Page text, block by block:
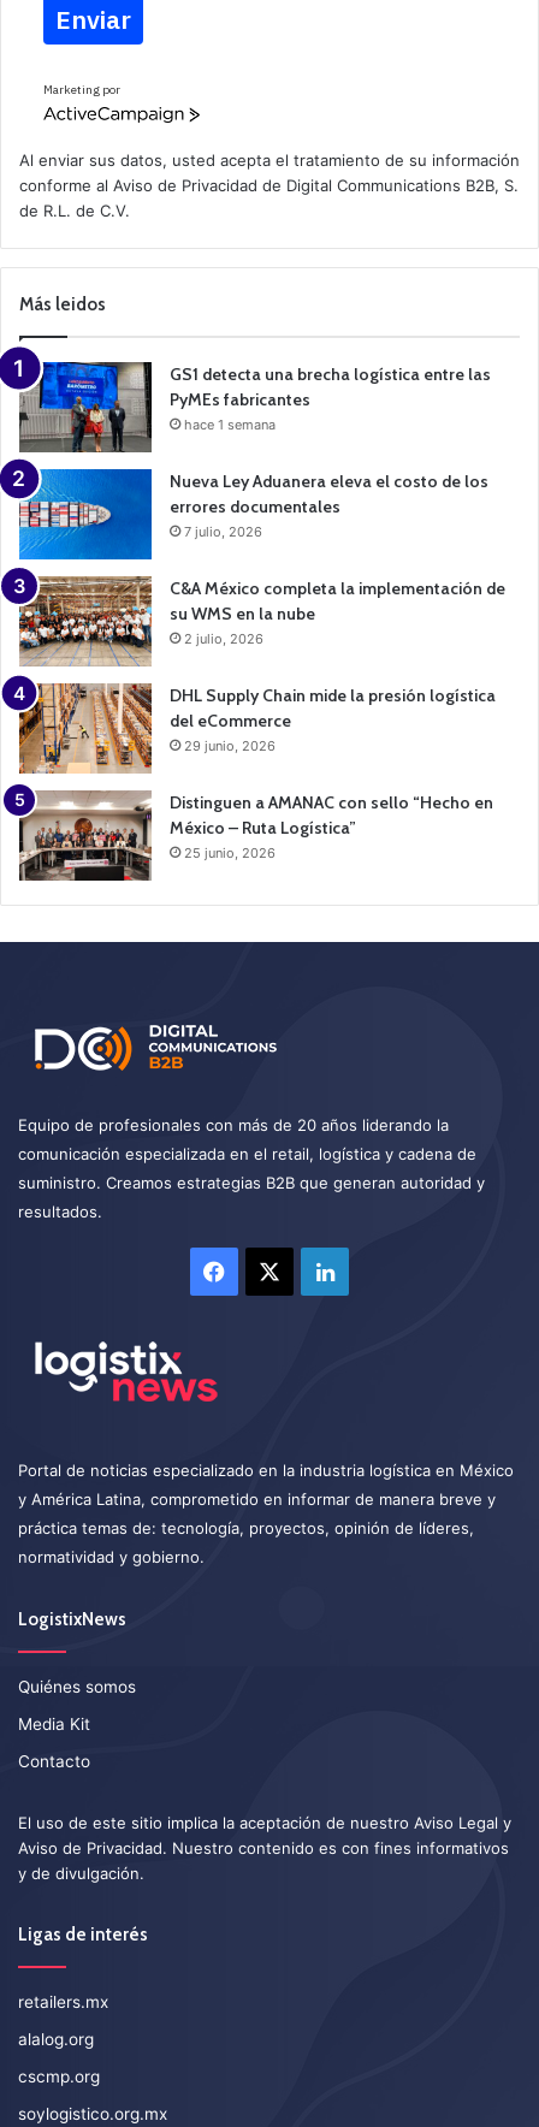
Enviar
Marketing por
A
v
e
a
m
a
n
Al enviar sus datos, usted acepta el tratamiento de su información
conforme al Aviso de Privacidad de Digital Communications B2B, S.
de R.L. de C.V.
Más leidos
GS1 detecta una brecha logística entre las
PyMEs fabricantes
hace 1 semana
Nueva Ley Aduanera eleva el costo de los
errores documentales
7 julio, 2026
C&A México completa la implementación de
su WMS en la nube
2 julio, 2026
DHL Supply Chain mide la presión logística
del eCommerce
29 junio, 2026
Distinguen a AMANAC con sello “Hecho en
México – Ruta Logística”
25 junio, 2026
Equipo de profesionales con más de 20 años liderando la
comunicación especializada en el retail, logística y cadena de
suministro. Creamos estrategias B2B que generan autoridad y
resultados.
Facebook LinkedIn
Portal de noticias especializado en la industria logística en México
y América Latina, comprometido en informar de manera breve y
práctica temas de: tecnología, proyectos, opinión de líderes,
normatividad y gobierno.
LogistixNews
Quiénes somos
Media Kit
Contacto
El uso de este sitio implica la aceptación de nuestro Aviso Legal y
Aviso de Privacidad. Nuestro contenido es con fines informativos
y de divulgación.
Ligas de interés
retailers.mx
alalog.org
cscmp.org
soylogistico.org.mx